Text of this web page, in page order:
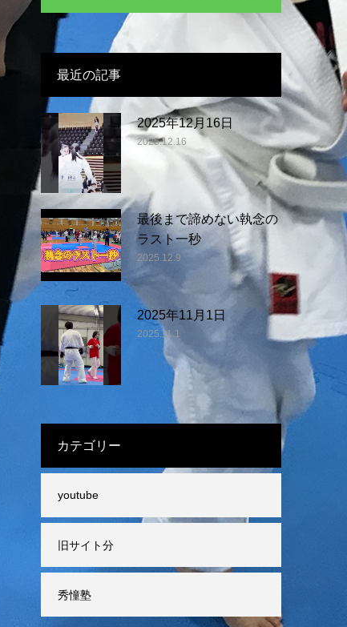
最近の記事
2025年12月16日
2025.12.16
最後まで諦めない執念の
ラスト一秒
2025.12.9
2025年11月1日
2025.11.1
カテゴリー
youtube
旧サイト分
秀憧塾